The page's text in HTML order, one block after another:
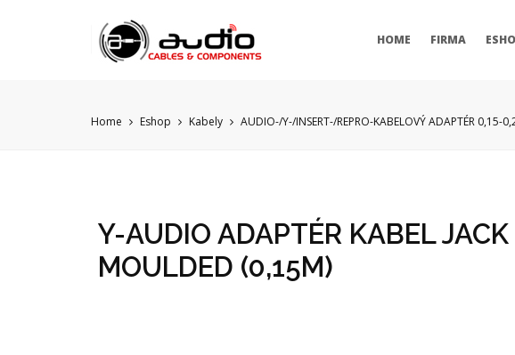
HOME FIRMA
Home Eshop Kabely AUDIO-/Y-/INSERT-/REPRO-KABELOVÝ ADAPTÉR 0,15-
Y-AUDIO ADAPTÉR KABEL
MOULDED (0,15M)